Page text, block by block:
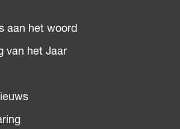
aan het woord
van het Jaar